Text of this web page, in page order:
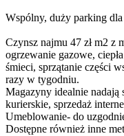
Wspólny, duży parking
Czynsz najmu 47 zł m2 z
ogrzewanie gazowe,
śmieci, sprzątanie części
razy w tygodniu.
Magazyny idealnie nadają
kurierskie, sprzedaż
Umeblowanie- do
Dostępne również inne